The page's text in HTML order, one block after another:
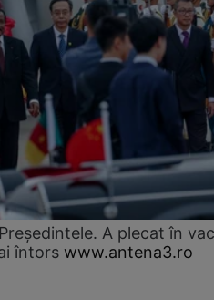
A plecat în
întors www.antena3.ro